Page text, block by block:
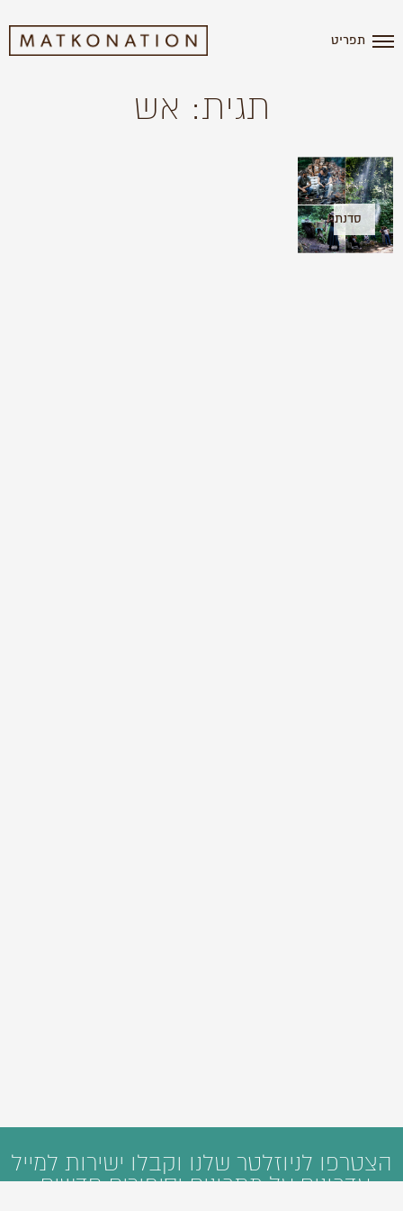
תפריט
תגית: אש
סדנת
אש
הצטרפו לניוזלטר שלנו וקבלו ישירות למייל
עדכונים על מתכונים וסיפורים חדשים: